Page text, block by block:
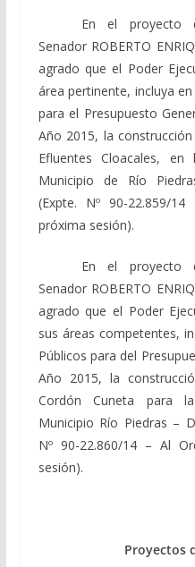
En el proyecto
Senador ROBERTO
agrado que el Poder
área pertinente, incluya
para el Presupuesto
Año 2015, la
Efluentes Cloacales,
Municipio de Río
(Expte. Nº 90-22.859/
próxima sesión).
En el proyecto
Senador ROBERTO
agrado que el Poder
sus áreas competentes,
Públicos para del
Año 2015, la
Cordón Cuneta para
Municipio Río Piedras –
Nº 90-22.860/14 – Al
sesión).
Proyectos